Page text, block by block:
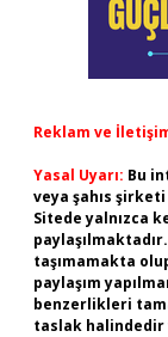
Reklam ve
Yasal Uyarı: Bu
veya şahıs
Sitede yalnızca
taşımamakta
paylaşım
benzerlikleri
taslak halindedir